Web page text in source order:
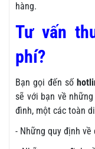
hàng.
Tư vấn
phí?
Bạn gọi đến số
sẽ với bạn về
đình, một các toàn
- Những quy định về